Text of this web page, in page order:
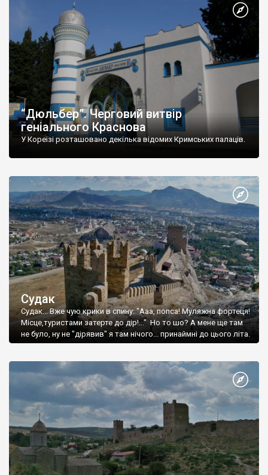
“Дюльбер”. Черговий витвір
геніального Краснова
У Кореїзі розташовано декілька відомих Кримських палаців.
Судак
Судак... Вже чую крики в спину: "Ааа, попса! Муляжна фортеця!
Місце,туристами затерте до дір!..." Но то шо? А мене ще там
не було, ну не "дірявив" я там нічого... принаймні до цього літа.